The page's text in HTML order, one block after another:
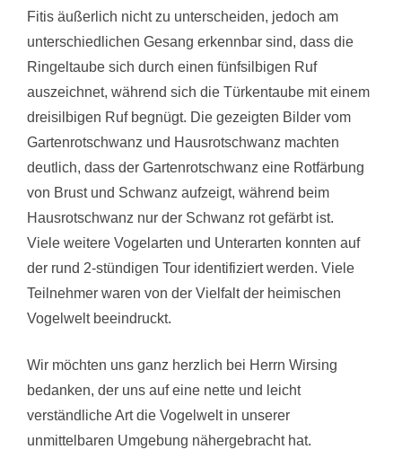
Fitis äußerlich nicht zu unterscheiden, jedoch am
unterschiedlichen Gesang erkennbar sind, dass die
Ringeltaube sich durch einen fünfsilbigen Ruf
auszeichnet, während sich die Türkentaube mit einem
dreisilbigen Ruf begnügt. Die gezeigten Bilder vom
Gartenrotschwanz und Hausrotschwanz machten
deutlich, dass der Gartenrotschwanz eine Rotfärbung
von Brust und Schwanz aufzeigt, während beim
Hausrotschwanz nur der Schwanz rot gefärbt ist.
Viele weitere Vogelarten und Unterarten konnten auf
der rund 2-stündigen Tour identifiziert werden. Viele
Teilnehmer waren von der Vielfalt der heimischen
Vogelwelt beeindruckt.
Wir möchten uns ganz herzlich bei Herrn Wirsing
bedanken, der uns auf eine nette und leicht
verständliche Art die Vogelwelt in unserer
unmittelbaren Umgebung nähergebracht hat.